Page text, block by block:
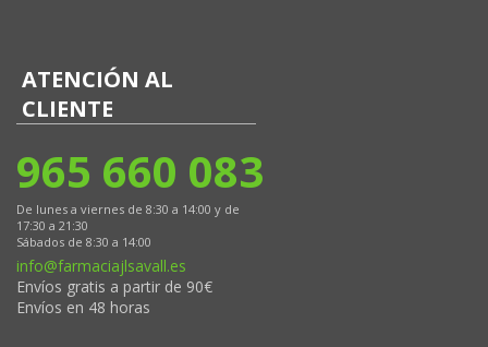
ATENCIÓN AL
CLIENTE
965 660 083
De lunes a viernes de 8:30 a 14:00 y de
17:30 a 21:30
Sábados de 8:30 a 14:00
info@farmaciajlsavall.es
Envíos gratis a partir de 90€
Envíos en 48 horas